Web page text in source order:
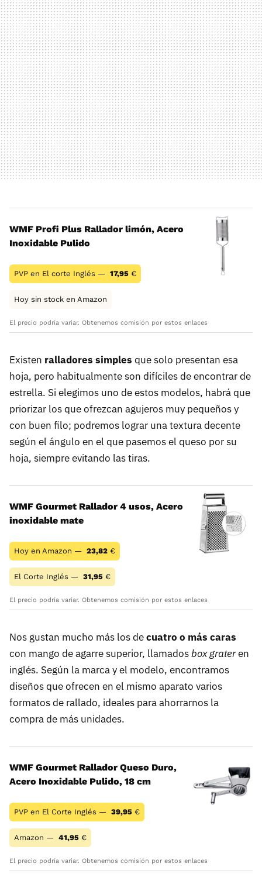
WMF Profi Plus Rallador limón, Acero
Inoxidable Pulido
PVP en El corte Inglés — 17,95 €
Hoy sin stock en Amazon
El precio podría variar. Obtenemos comisión por estos enlaces
Existen ralladores simples que solo presentan esa
hoja, pero habitualmente son difíciles de encontrar de
estrella. Si elegimos uno de estos modelos, habrá que
priorizar los que ofrezcan agujeros muy pequeños y
con buen filo; podremos lograr una textura decente
según el ángulo en el que pasemos el queso por su
hoja, siempre evitando las tiras.
WMF Gourmet Rallador 4 usos, Acero
inoxidable mate
Hoy en Amazon — 23,82 €
El Corte Inglés — 31,95 €
El precio podría variar. Obtenemos comisión por estos enlaces
Nos gustan mucho más los decuatro o más caras
con mango de agarre superior, llamadosbox grateren
inglés. Según la marca y el modelo, encontramos
diseños que ofrecen en el mismo aparato varios
formatos de rallado, ideales para ahorrarnos la
compra de más unidades.
WMF Gourmet Rallador Queso Duro,
Acero Inoxidable Pulido, 18 cm
PVP en El Corte Inglés — 39,95 €
Amazon — 41,95 €
El precio podría variar. Obtenemos comisión por estos enlaces